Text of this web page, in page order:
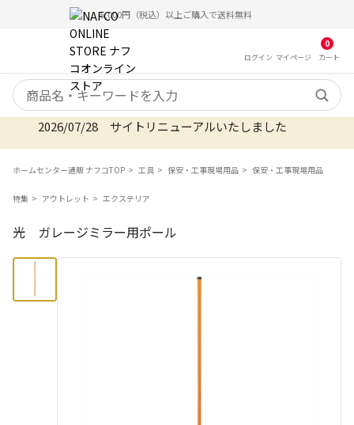
5,000円（税込）以上ご購入で送料無料
ログイン マイ ページ
0
カート
検索キーワード
2026/07/28 サイトリニューアルいたしました
ホームセンター通販 ナフコTOP 工具 保安・工事現場用品 保安・工事現場用品
特集 アウトレット エクステリア
光 ガレージミラー用ポール